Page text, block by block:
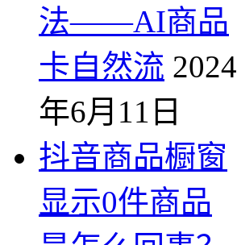
法——AI商品
卡自然流 2024
年6月11日
抖音商品橱窗
显示0件商品